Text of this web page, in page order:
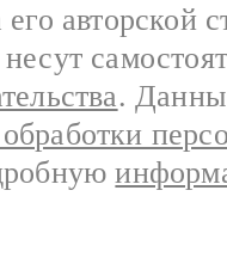
авторской
.